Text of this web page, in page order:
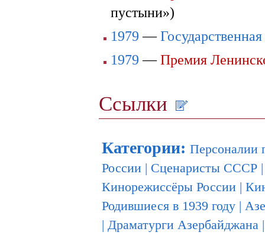
пустыни»)
1979 —
1979 —Премия
Ссылки
Категории: Персоналии
России | Сценаристы СССР
Кинорежиссёры России |
Родившиеся в 1939 году |
| Драматурги Азербайджана